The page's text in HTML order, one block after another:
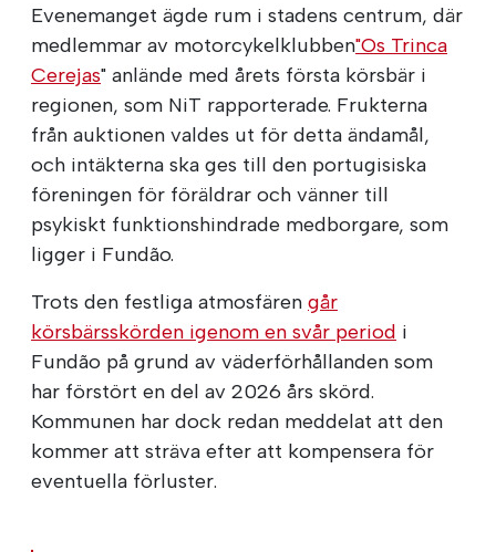
Evenemanget ägde rum i stadens centrum, där
medlemmar av motorcykelklubben"Os Trinca
Cerejas" anlände med årets första körsbär i
regionen, som NiT rapporterade. Frukterna
från auktionen valdes ut för detta ändamål,
och intäkterna ska ges till den portugisiska
föreningen för föräldrar och vänner till
psykiskt funktionshindrade medborgare, som
ligger i Fundão.
Trots den festliga atmosfären går
körsbärsskörden igenom en svår period i
Fundão på grund av väderförhållanden som
har förstört en del av 2026 års skörd.
Kommunen har dock redan meddelat att den
kommer att sträva efter att kompensera för
eventuella förluster.